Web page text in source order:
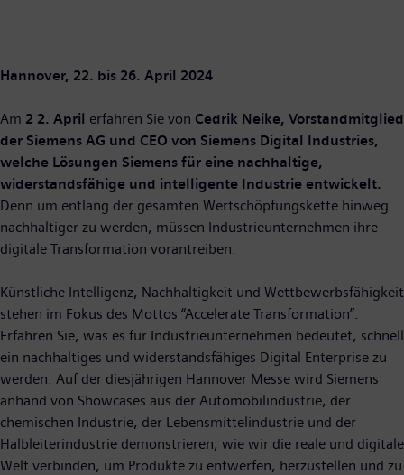
Hannover, 22. bis 26. April 2024
Am 2 2. April erfahren Sie von Cedrik Neike, Vorstandmitglied
der Siemens AG und CEO von Siemens Digital Industries,
welche Lösungen Siemens für eine nachhaltige,
widerstandsfähige und intelligente Industrie entwickelt.
Denn um entlang der gesamten Wertschöpfungskette hinweg
nachhaltiger zu werden, müssen Industrieunternehmen ihre
digitale Transformation vorantreiben.
Künstliche Intelligenz, Nachhaltigkeit und Wettbewerbsfähigkeit
stehen im Fokus des Mottos “Accelerate Transformation”.
Erfahren Sie, was es für Industrieunternehmen bedeutet, schnell
ein nachhaltiges und widerstandsfähiges Digital Enterprise zu
werden. Auf der diesjährigen Hannover Messe wird Siemens
anhand von Showcases aus der Automobilindustrie, der
chemischen Industrie, der Lebensmittelindustrie und der
Halbleiterindustrie demonstrieren, wie wir die reale und digitale
Welt verbinden, um Produkte zu entwerfen, herzustellen und zu